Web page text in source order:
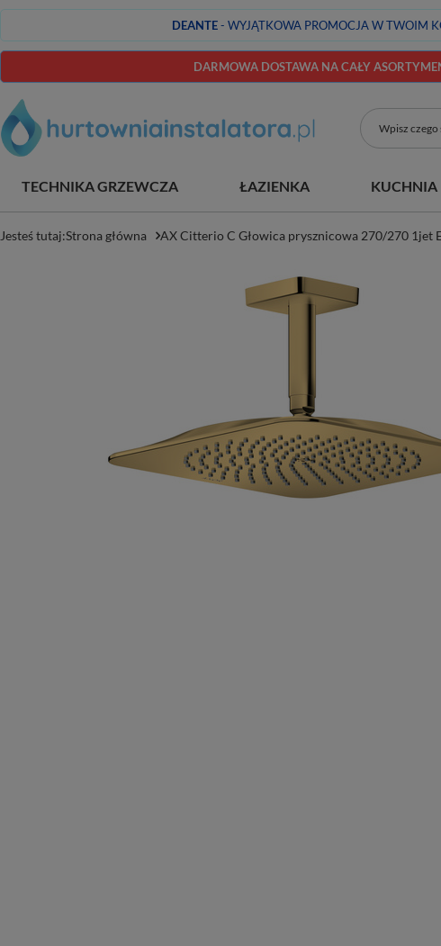
DEANTE- WYJĄTKOWA PROMOCJA W TWOIM
DARMOWA DOSTAWA NA CAŁY
TECHNIKA GRZEWCZA ŁAZIENKA KUCHNIA
Jesteś tutaj:Strona główna AX Citterio C Głowica prysznicowa 270/270 1jet